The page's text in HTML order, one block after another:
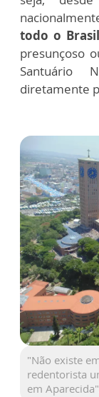
todo o
presunçoso
Santuário
diretamente
"Não existe
redentorista
em